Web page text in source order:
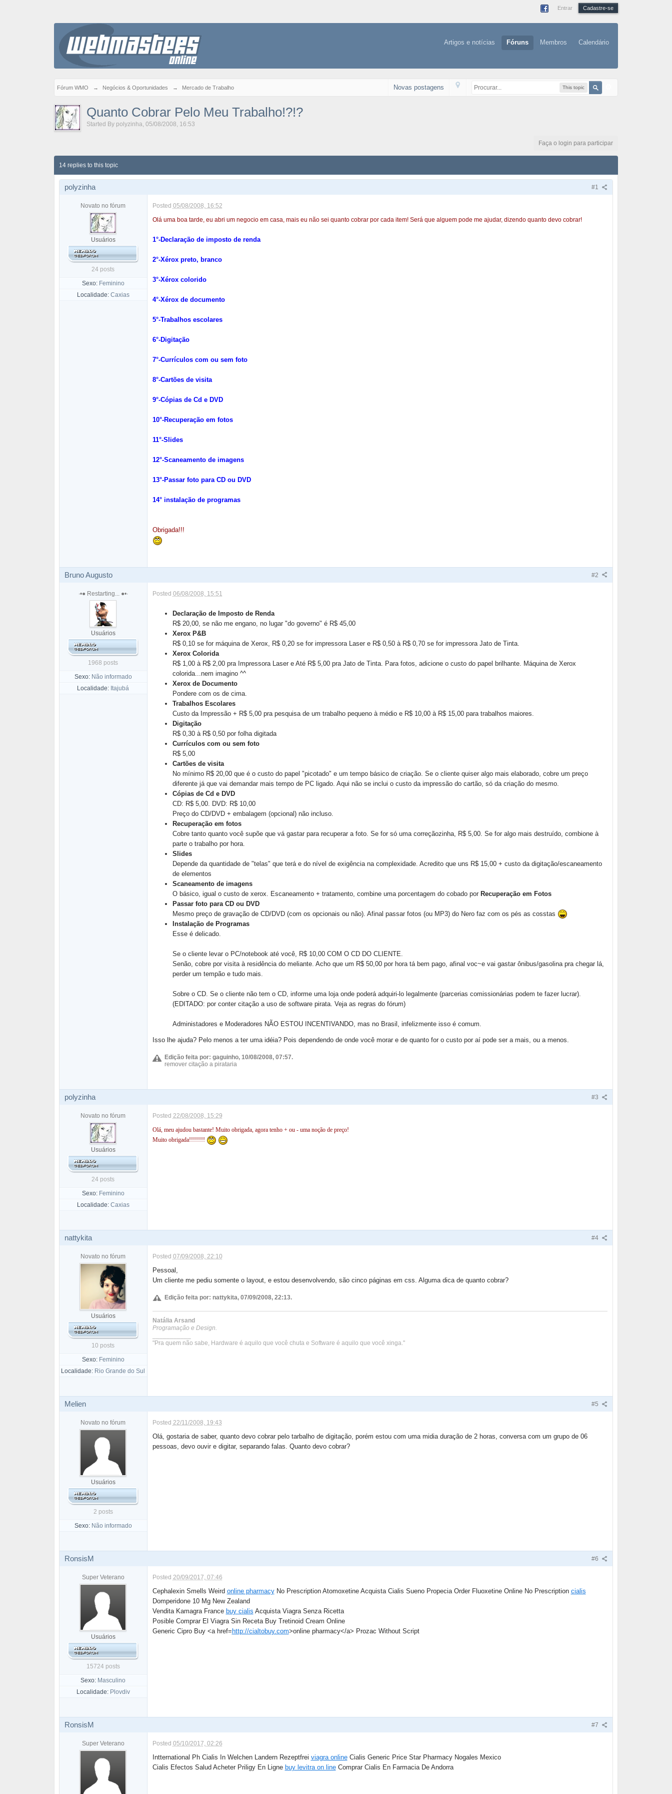
Entrar Cadastre-se
Artigos e notícias Fóruns Membros Calendário
Fórum WMO → Negócios & Oportunidades → Mercado de Trabalho This topic
Novas postagens
Quanto Cobrar Pelo Meu Trabalho!?!?
Started By polyzinha, 05/08/2008, 16:53
Faça o login para participar
14 replies to this topic
#1
polyzinha
Novato no fórum
Usuários
24 posts
Sexo: Feminino
Localidade: Caxias
Posted 05/08/2008, 16:52
Olá uma boa tarde, eu abri um negocio em casa, mais eu não sei quanto cobrar por cada item! Será que alguem pode me ajudar, dizendo quanto devo cobrar!
1°-Declaração de imposto de renda
2°-Xérox preto, branco
3°-Xérox colorido
4°-Xérox de documento
5°-Trabalhos escolares
6°-Digitação
7°-Currículos com ou sem foto
8°-Cartões de visita
9°-Cópias de Cd e DVD
10°-Recuperação em fotos
11°-Slides
12°-Scaneamento de imagens
13°-Passar foto para CD ou DVD
14° instalação de programas
Obrigada!!!
#2
Bruno Augusto
∙•● Restarting... ●•∙
Usuários
1968 posts
Sexo: Não informado
Localidade: Itajubá
Posted 06/08/2008, 15:51
Declaração de Imposto de Renda
R$ 20,00, se não me engano, no lugar "do governo" é R$ 45,00
Xerox P&B
R$ 0,10 se for máquina de Xerox, R$ 0,20 se for impressora Laser e R$ 0,50 à R$ 0,70 se for impressora Jato de Tinta.
Xerox Colorida
R$ 1,00 à R$ 2,00 pra Impressora Laser e Até R$ 5,00 pra Jato de Tinta. Para fotos, adicione o custo do papel brilhante. Máquina de Xerox
colorida...nem imagino ^^
Xerox de Documento
Pondere com os de cima.
Trabalhos Escolares
Custo da Impressão + R$ 5,00 pra pesquisa de um trabalho pequeno à médio e R$ 10,00 à R$ 15,00 para trabalhos maiores.
Digitação
R$ 0,30 à R$ 0,50 por folha digitada
Currículos com ou sem foto
R$ 5,00
Cartões de visita
No mínimo R$ 20,00 que é o custo do papel "picotado" e um tempo básico de criação. Se o cliente quiser algo mais elaborado, cobre um preço
diferente já que vai demandar mais tempo de PC ligado. Aqui não se inclui o custo da impressão do cartão, só da criação do mesmo.
Cópias de Cd e DVD
CD: R$ 5,00. DVD: R$ 10,00
Preço do CD/DVD + embalagem (opcional) não incluso.
Recuperação em fotos
Cobre tanto quanto você supõe que vá gastar para recuperar a foto. Se for só uma correçãozinha, R$ 5,00. Se for algo mais destruído, combione à
parte o trabalho por hora.
Slides
Depende da quantidade de "telas" que terá e do nível de exigência na complexidade. Acredito que uns R$ 15,00 + custo da digitação/escaneamento
de elementos
Scaneamento de imagens
O básico, igual o custo de xerox. Escaneamento + tratamento, combine uma porcentagem do cobado por Recuperação em Fotos
Passar foto para CD ou DVD
Mesmo preço de gravação de CD/DVD (com os opcionais ou não). Afinal passar fotos (ou MP3) do Nero faz com os pés as cosstas
Instalação de Programas
Esse é delicado.
Se o cliente levar o PC/notebook até você, R$ 10,00 COM O CD DO CLIENTE.
Senão, cobre por visita à residência do meliante. Acho que um R$ 50,00 por hora tá bem pago, afinal voc~e vai gastar ônibus/gasolina pra chegar lá,
perder um tempão e tudo mais.
Sobre o CD. Se o cliente não tem o CD, informe uma loja onde poderá adquiri-lo legalmente (parcerias comissionárias podem te fazer lucrar).
(EDITADO: por conter citação a uso de software pirata. Veja as regras do fórum)
Administadores e Moderadores NÃO ESTOU INCENTIVANDO, mas no Brasil, infelizmente isso é comum.
Isso lhe ajuda? Pelo menos a ter uma idéia? Pois dependendo de onde você morar e de quanto for o custo por aí pode ser a mais, ou a menos.
Edição feita por: gaguinho, 10/08/2008, 07:57.
remover citação a pirataria
#3
polyzinha
Novato no fórum
Usuários
24 posts
Sexo: Feminino
Localidade: Caxias
Posted 22/08/2008, 15:29
Olá, meu ajudou bastante! Muito obrigada, agora tenho + ou - uma noção de preço!
Muito obrigada!!!!!!!!
#4
nattykita
Novato no fórum
Usuários
10 posts
Sexo: Feminino
Localidade: Rio Grande do Sul
Posted 07/09/2008, 22:10
Pessoal,
Um cliente me pediu somente o layout, e estou desenvolvendo, são cinco páginas em css. Alguma dica de quanto cobrar?
Edição feita por: nattykita, 07/09/2008, 22:13.
Natália Arsand
Programação e Design.
"Pra quem não sabe, Hardware é aquilo que você chuta e Software é aquilo que você xinga."
#5
Melien
Novato no fórum
Usuários
2 posts
Sexo: Não informado
Posted 22/11/2008, 19:43
Olá, gostaria de saber, quanto devo cobrar pelo tarbalho de digitação, porém estou com uma midia duração de 2 horas, conversa com um grupo de 06
pessoas, devo ouvir e digitar, separando falas. Quanto devo cobrar?
#6
RonsisM
Super Veterano
Usuários
15724 posts
Sexo: Masculino
Localidade: Plovdiv
Posted 20/09/2017, 07:46
Cephalexin Smells Weird online pharmacyNo Prescription Atomoxetine Acquista Cialis Sueno Propecia Order Fluoxetine Online No Prescription cialis
Domperidone 10 Mg New Zealand
Vendita Kamagra France buy cialis Acquista Viagra Senza Ricetta
Posible Comprar El Viagra Sin Receta Buy Tretinoid Cream Online
Generic Cipro Buy <a href= http://cialtobuy.com>online pharmacy</a> Prozac Without Script
#7
RonsisM
Super Veterano Posted 05/10/2017, 02:26
Intternational Ph Cialis In Welchen Landern Rezeptfrei viagra onlineCialis Generic Price Star Pharmacy Nogales Mexico
Cialis Efectos Salud Acheter Priligy En Ligne buy levitra on lineComprar Cialis En Farmacia De Andorra